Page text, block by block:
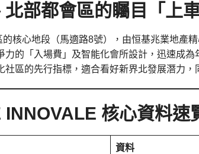
部都會區的矚目「上
核心地段（馬適路8號），由恒基兆業地產
力的「入場費」及智能化會所設計，迅速成
區的先行指標，適合看好新界北發展潛力，
核心資料速
資料